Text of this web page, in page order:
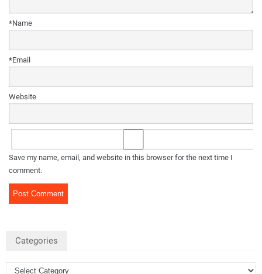
Name
*
Email
*
Website
Save my name, email, and website in this browser for the next time I
comment.
Categories